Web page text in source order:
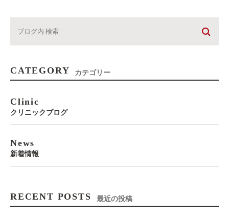
CATEGORY カテゴリー
Clinic
クリニックブログ
News
新着情報
RECENT POSTS 最近の投稿